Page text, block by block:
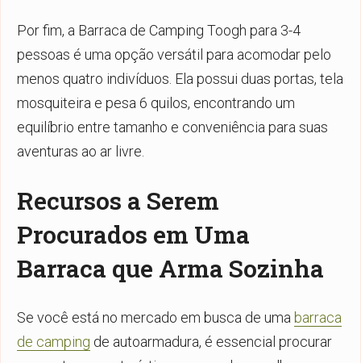
Por fim, a Barraca de Camping Toogh para 3-4
pessoas é uma opção versátil para acomodar pelo
menos quatro indivíduos. Ela possui duas portas, tela
mosquiteira e pesa 6 quilos, encontrando um
equilíbrio entre tamanho e conveniência para suas
aventuras ao ar livre.
Recursos a Serem
Procurados em Uma
Barraca que Arma Sozinha
Se você está no mercado em busca de uma barraca
de camping de autoarmadura, é essencial procurar